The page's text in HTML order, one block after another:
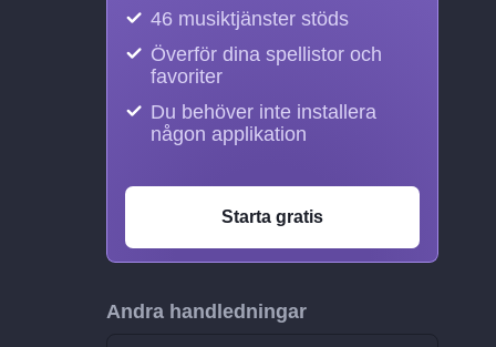
46 musiktjänster stöds
Överför dina spellistor och
favoriter
Du behöver inte installera
någon applikation
Starta gratis
Andra handledningar